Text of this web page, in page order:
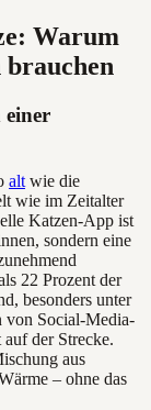
Warum
einer
alt wie die
wie im Zeitalter
Katzen-App ist
sondern eine
22 Prozent der
besonders unter
von Social-Media-
der Strecke.
aus
– ohne das